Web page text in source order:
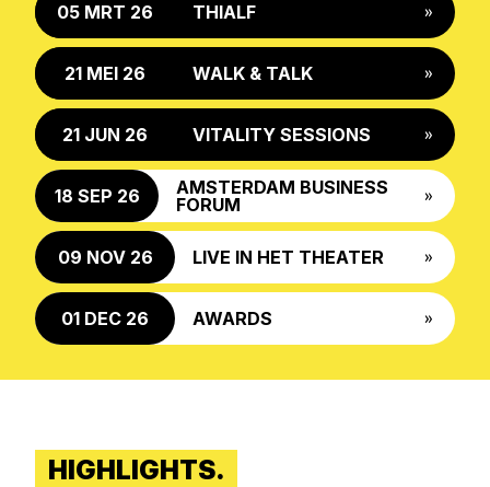
05 MRT 26 THIALF »
21 MEI 26 WALK & TALK »
21 JUN 26 VITALITY SESSIONS »
18 SEP 26
AMSTERDAM BUSINESS
FORUM
»
09 NOV 26 LIVE IN HET THEATER »
01 DEC 26 AWARDS »
HIGHLIGHTS.